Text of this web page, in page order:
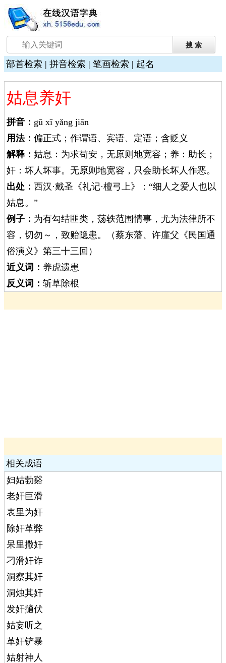
部首检索 | 拼音检索 | 笔画检索 | 起名
姑息养奸
拼音： gū xī yǎng jiān
用法： 偏正式；作谓语、宾语、定语；含贬义
解释： 姑息：为求苟安，无原则地宽容；养：助长；
奸：坏人坏事。无原则地宽容，只会助长坏人作恶。
出处： 西汉·戴圣《礼记·檀弓上》：“细人之爱人也以
姑息。”
例子： 为有勾结匪类，荡轶范围情事，尤为法律所不
容，切勿～，致贻隐患。（蔡东藩、许廑父《民国通
俗演义》第三十三回）
近义词： 养虎遗患
反义词： 斩草除根
相关成语
妇姑勃谿
老奸巨滑
表里为奸
除奸革弊
呆里撒奸
刁滑奸诈
洞察其奸
洞烛其奸
发奸擿伏
姑妄听之
革奸铲暴
姑射神人